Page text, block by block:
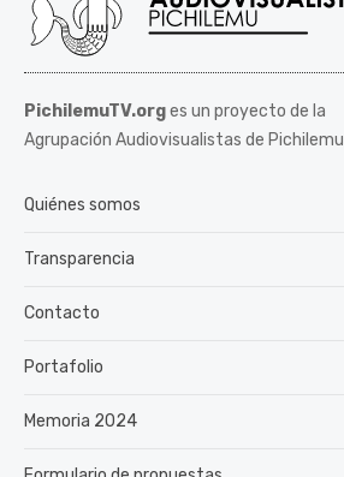
PichilemuTV.orges un proyecto de la
Agrupación Audiovisualistas de Pichilemu
Quiénes somos
Transparencia
Contacto
Portafolio
Memoria 2024